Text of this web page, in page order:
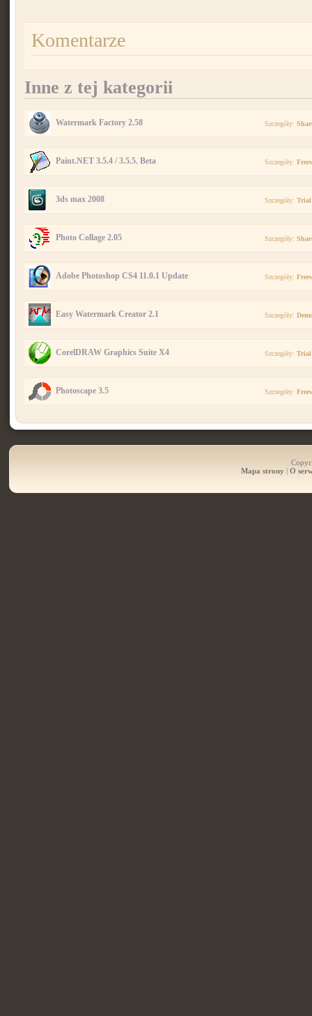
Komentarze
Inne z tej kategorii
Watermark Factory 2.58 Szczegóły:
Paint.NET 3.5.4 / 3.5.5. Beta Szczegóły:
3ds max 2008 Szczegóły: Trial
Photo Collage 2.05 Szczegóły:
Adobe Photoshop CS4 11.0.1 Update Szczegóły:
Easy Watermark Creator 2.1 Szczegóły:
CorelDRAW Graphics Suite X4 Szczegóły: Trial
Photoscape 3.5 Szczegóły:
Mapa strony | O